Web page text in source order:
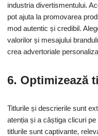
industria divertismentului.
pot ajuta la promovarea
mod autentic și credibil.
valorilor și mesajului
crea advertoriale
6. Optimizează
Titlurile și descrierile sunt
atenția și a câștiga clicuri
titlurile sunt captivante,